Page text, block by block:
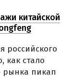
китайской
российского
как стало
рынка пикап